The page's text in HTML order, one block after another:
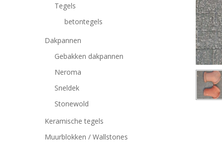
Tegels
betontegels
Dakpannen
Gebakken dakpannen
Neroma
Sneldek
Stonewold
Keramische tegels
Muurblokken / Wallstones